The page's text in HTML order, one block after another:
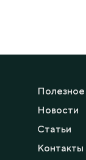
Полезное
Новости
Статьи
Контакты